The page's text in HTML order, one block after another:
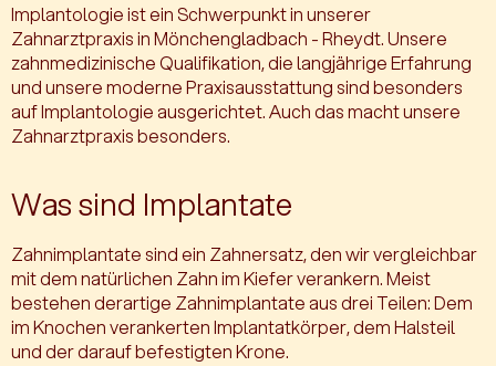
Implantologie ist ein Schwerpunkt in unserer
Zahnarztpraxis in Mönchengladbach - Rheydt. Unsere
zahnmedizinische Qualifikation, die langjährige Erfahrung
und unsere moderne Praxisausstattung sind besonders
auf Implantologie ausgerichtet. Auch das macht unsere
Zahnarztpraxis besonders.
Was sind Implantate
Zahnimplantate sind ein Zahnersatz, den wir vergleichbar
mit dem natürlichen Zahn im Kiefer verankern. Meist
bestehen derartige Zahnimplantate aus drei Teilen: Dem
im Knochen verankerten Implantatkörper, dem Halsteil
und der darauf befestigten Krone.